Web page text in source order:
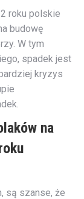
roku polskie
budowę
W tym
spadek jest
kryzys
na
są szanse, że